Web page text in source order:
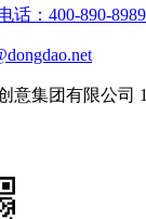
话：400-890-8989
意集团有限公司